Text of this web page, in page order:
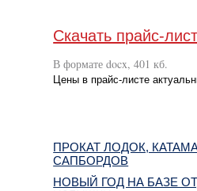
Скачать прайс-лист
В формате docx, 401 кб.
Цены в прайс-листе
ПРОКАТ ЛОДОК,
САПБОРДОВ
НОВЫЙ ГОД НА БАЗЕ